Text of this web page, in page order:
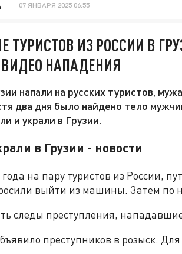
07 ЯНВАРЯ 2025 06:55
ТУРИСТОВ ИЗ РОССИИ В
НАПАДЕНИЯ
напали на русских туристов,
два дня было найдено тело
и украли в Грузии.
в Грузии - новости
года на пару туристов из России,
выйти из машины. Затем по
следы преступления,
преступников в розыск. Для